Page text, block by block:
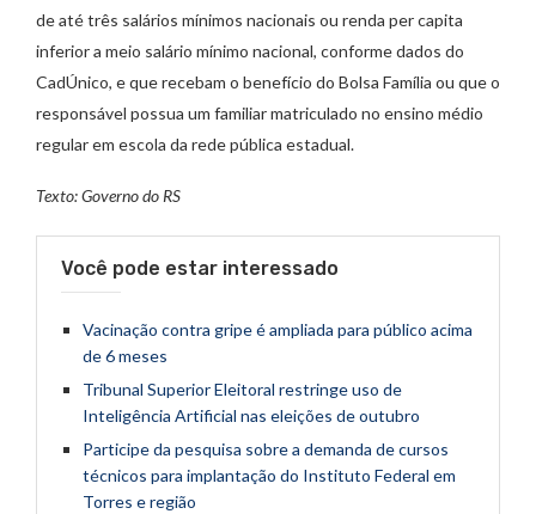
de até três salários mínimos nacionais ou renda per capita
inferior a meio salário mínimo nacional, conforme dados do
CadÚnico, e que recebam o benefício do Bolsa Família ou que o
responsável possua um familiar matriculado no ensino médio
regular em escola da rede pública estadual.
Texto: Governo do RS
Você pode estar interessado
Vacinação contra gripe é ampliada para público acima
de 6 meses
Tribunal Superior Eleitoral restringe uso de
Inteligência Artificial nas eleições de outubro
Participe da pesquisa sobre a demanda de cursos
técnicos para implantação do Instituto Federal em
Torres e região